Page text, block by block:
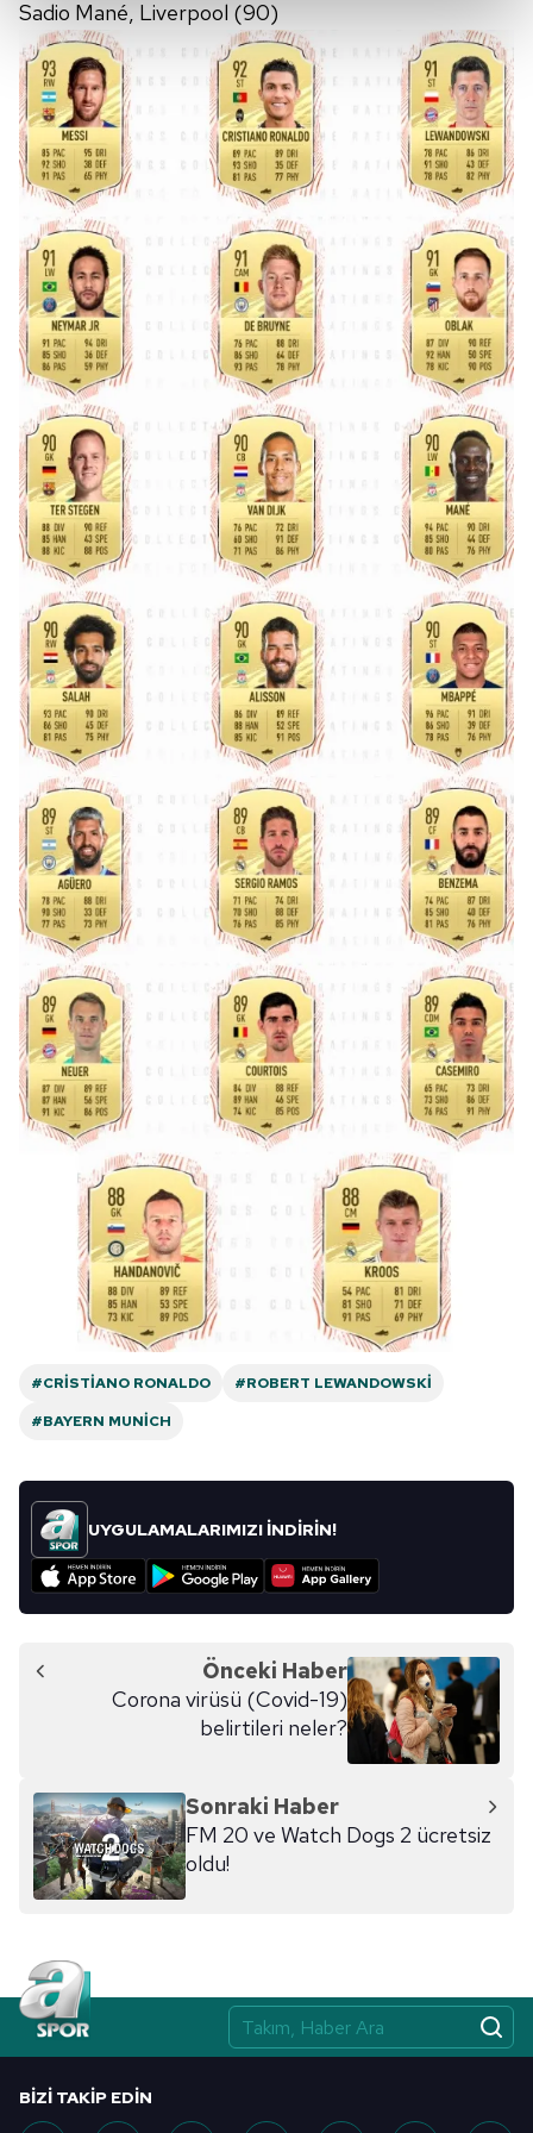
Her halükârda, kullanıcılar, bu çerezlere izin vermedikleri
takdirde, kullanıcılara hedefli reklamlar
gösterilmeyecektir."
Sizlere daha iyi bir hizmet sunabilmek için İnternet
Sitemizde kendimize ve üçüncü kişilere ait çerezler
kullanılmaktadır. Bu çerezler vasıtasıyla çeşitli kişisel
verileriniz işlenmekte olup gerekli olan çerezler bilgi
toplumu hizmetlerinin sunulması amacıyla
kullanılmaktadır. Diğer çerezler, sitemizin daha işlevsel
kılınması ve kişiselleştirilmesi ve sizlere yönelik
reklam/pazarlama faaliyetlerinin yapılması, amaçlarıyla
sınırlı olarak açık rızanız dahilinde kullanılacaktır.
Çerezlere ilişkin tercihlerinizi aşağıda yer alan panel
vasıtasıyla belirleyebilirsiniz. Çerezlere ilişkin detaylı bilgi
için Ayarlar butonuna tıklayabilir,Çerez Bilgilendirme
Metnimizi ziyaret edebilirsiniz.
6698 sayılı Kişisel Verilerin Korunması Kanunu uyarınca
hazırlanmış Aydınlatma Metnimizi okumak ve sitemizde
ilgili mevzuata uygun olarak kullanılan çerezlerle ilgili bilgi
almak için lütfen
tıklayınız.
Sadio Mané, Liverpool (90)
#CRISTIANO RONALDO
#ROBERT LEWANDOWSKI
#BAYERN MUNICH
UYGULAMALARIMIZI İNDİRİN!
Önceki Haber
Corona virüsü (Covid-19)
belirtileri neler?
Sonraki Haber
FM 20 ve Watch Dogs 2 ücretsiz
oldu!
BIZI TAKIP EDIN